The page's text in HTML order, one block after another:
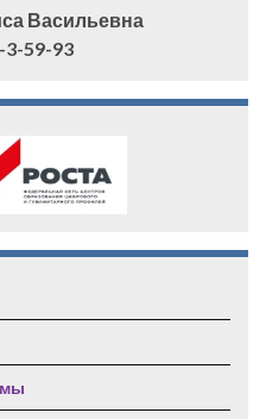
Васильевна
3-59-93